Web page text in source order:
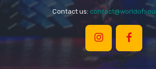
Contact us: